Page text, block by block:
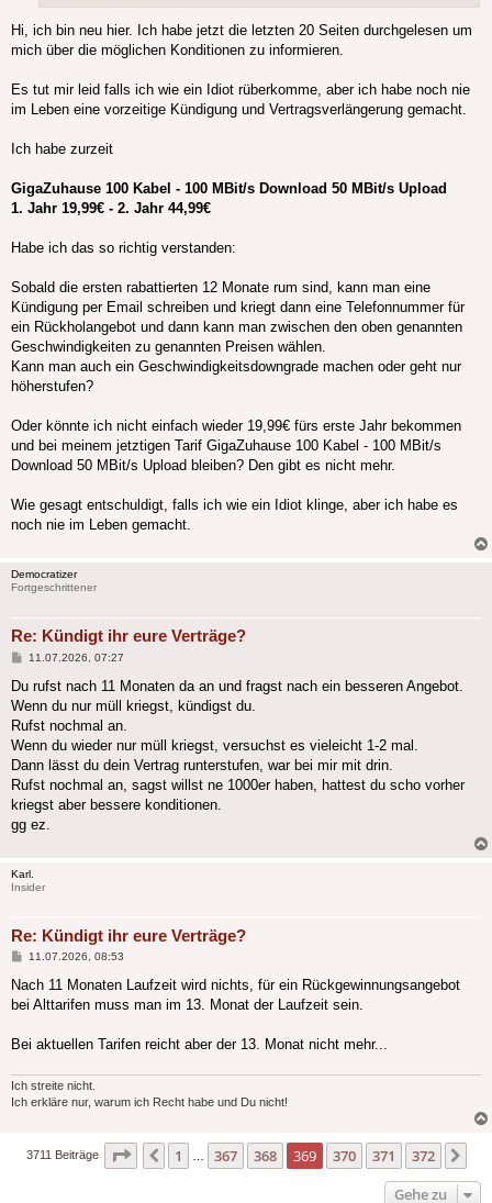
Hi, ich bin neu hier. Ich habe jetzt die letzten 20 Seiten durchgelesen um
mich über die möglichen Konditionen zu informieren.
Es tut mir leid falls ich wie ein Idiot rüberkomme, aber ich habe noch nie
im Leben eine vorzeitige Kündigung und Vertragsverlängerung gemacht.
Ich habe zurzeit
GigaZuhause 100 Kabel - 100 MBit/s Download 50 MBit/s Upload
1. Jahr 19,99€ - 2. Jahr 44,99€
Habe ich das so richtig verstanden:
Sobald die ersten rabattierten 12 Monate rum sind, kann man eine
Kündigung per Email schreiben und kriegt dann eine Telefonnummer für
ein Rückholangebot und dann kann man zwischen den oben genannten
Geschwindigkeiten zu genannten Preisen wählen.
Kann man auch ein Geschwindigkeitsdowngrade machen oder geht nur
höherstufen?
Oder könnte ich nicht einfach wieder 19,99€ fürs erste Jahr bekommen
und bei meinem jetztigen Tarif GigaZuhause 100 Kabel - 100 MBit/s
Download 50 MBit/s Upload bleiben? Den gibt es nicht mehr.
Wie gesagt entschuldigt, falls ich wie ein Idiot klinge, aber ich habe es
noch nie im Leben gemacht.
Democratizer
Fortgeschrittener
Re: Kündigt ihr eure Verträge?
Beitrag
11.07.2026, 07:27
Du rufst nach 11 Monaten da an und fragst nach ein besseren Angebot.
Wenn du nur müll kriegst, kündigst du.
Rufst nochmal an.
Wenn du wieder nur müll kriegst, versuchst es vieleicht 1-2 mal.
Dann lässt du dein Vertrag runterstufen, war bei mir mit drin.
Rufst nochmal an, sagst willst ne 1000er haben, hattest du scho vorher
kriegst aber bessere konditionen.
gg ez.
Karl.
Insider
Re: Kündigt ihr eure Verträge?
Beitrag
11.07.2026, 08:53
Nach 11 Monaten Laufzeit wird nichts, für ein Rückgewinnungsangebot
bei Alttarifen muss man im 13. Monat der Laufzeit sein.
Bei aktuellen Tarifen reicht aber der 13. Monat nicht mehr...
Ich streite nicht.
Ich erkläre nur, warum ich Recht habe und Du nicht!
3711 Beiträge Seite 369 von372
Vorherige
1 367 368 369 370 371 372
Gehe zu